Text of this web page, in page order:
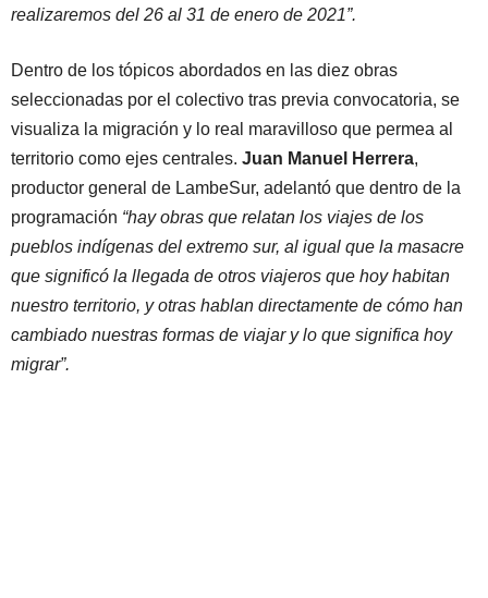
realizaremos del 26 al 31 de enero de 2021”.
Dentro de los tópicos abordados en las diez obras
seleccionadas por el colectivo tras previa convocatoria, se
visualiza la migración y lo real maravilloso que permea al
territorio como ejes centrales. Juan Manuel Herrera,
productor general de LambeSur, adelantó que dentro de la
programación “hay obras que relatan los viajes de los
pueblos indígenas del extremo sur, al igual que la masacre
que significó la llegada de otros viajeros que hoy habitan
nuestro territorio, y otras hablan directamente de cómo han
cambiado nuestras formas de viajar y lo que significa hoy
migrar”.